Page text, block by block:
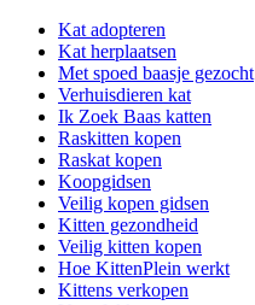
Kat adopteren
Kat herplaatsen
Met spoed baasje gezocht
Verhuisdieren kat
Ik Zoek Baas katten
Raskitten kopen
Raskat kopen
Koopgidsen
Veilig kopen gidsen
Kitten gezondheid
Veilig kitten kopen
Hoe KittenPlein werkt
Kittens verkopen